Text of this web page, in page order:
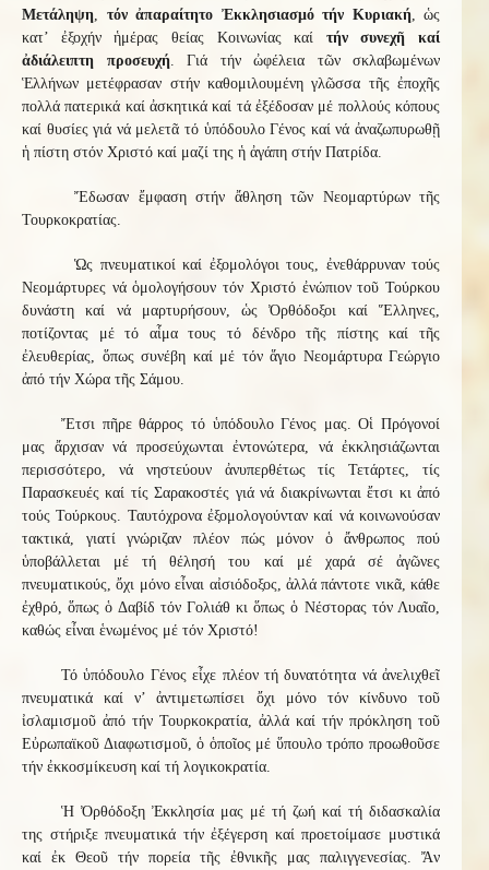
Μετάληψη, τόν ἀπαραίτητο Ἐκκλησιασμό τήν Κυριακή, ὡς
κατ’ ἐξοχήν ἡμέρας θείας Κοινωνίας καί τήν συνεχῆ καί
ἀδιάλειπτη προσευχή. Γιά τήν ὠφέλεια τῶν σκλαβωμένων
Ἑλλήνων μετέφρασαν στήν καθομιλουμένη γλῶσσα τῆς ἐποχῆς
πολλά πατερικά καί ἀσκητικά καί τά ἐξέδοσαν μέ πολλούς κόπους
καί θυσίες γιά νά μελετᾶ τό ὑπόδουλο Γένος καί νά ἀναζωπυρωθῇ
ἡ πίστη στόν Χριστό καί μαζί της ἡ ἀγάπη στήν Πατρίδα.
Ἔδωσαν ἔμφαση στήν ἄθληση τῶν Νεομαρτύρων τῆς
Τουρκοκρατίας.
Ὡς πνευματικοί καί ἐξομολόγοι τους, ἐνεθάρρυναν τούς
Νεομάρτυρες νά ὁμολογήσουν τόν Χριστό ἐνώπιον τοῦ Τούρκου
δυνάστη καί νά μαρτυρήσουν, ὡς Ὀρθόδοξοι καί Ἕλληνες,
ποτίζοντας μέ τό αἷμα τους τό δένδρο τῆς πίστης καί τῆς
ἐλευθερίας, ὅπως συνέβη καί μέ τόν ἅγιο Νεομάρτυρα Γεώργιο
ἀπό τήν Χώρα τῆς Σάμου.
Ἔτσι πῆρε θάρρος τό ὑπόδουλο Γένος μας. Οἱ Πρόγονοί
μας ἄρχισαν νά προσεύχωνται ἐντονώτερα, νά ἐκκλησιάζωνται
περισσότερο, νά νηστεύουν ἀνυπερθέτως τίς Τετάρτες, τίς
Παρασκευές καί τίς Σαρακοστές γιά νά διακρίνωνται ἔτσι κι ἀπό
τούς Τούρκους. Ταυτόχρονα ἐξομολογούνταν καί νά κοινωνούσαν
τακτικά, γιατί γνώριζαν πλέον πώς μόνον ὁ ἄνθρωπος πού
ὑποβάλλεται μέ τή θέλησή του καί μέ χαρά σέ ἀγῶνες
πνευματικούς, ὄχι μόνο εἶναι αἰσιόδοξος, ἀλλά πάντοτε νικᾶ, κάθε
ἐχθρό, ὅπως ὁ Δαβίδ τόν Γολιάθ κι ὅπως ὁ Νέστορας τόν Λυαῖο,
καθώς εἶναι ἑνωμένος μέ τόν Χριστό!
Τό ὑπόδουλο Γένος εἶχε πλέον τή δυνατότητα νά ἀνελιχθεῖ
πνευματικά καί ν’ ἀντιμετωπίσει ὄχι μόνο τόν κίνδυνο τοῦ
ἰσλαμισμοῦ ἀπό τήν Τουρκοκρατία, ἀλλά καί τήν πρόκληση τοῦ
Εὐρωπαϊκοῦ Διαφωτισμοῦ, ὁ ὁποῖος μέ ὕπουλο τρόπο προωθοῦσε
τήν ἐκκοσμίκευση καί τή λογικοκρατία.
Ἡ Ὀρθόδοξη Ἐκκλησία μας μέ τή ζωή καί τή διδασκαλία
της στήριξε πνευματικά τήν ἐξέγερση καί προετοίμασε μυστικά
καί ἐκ Θεοῦ τήν πορεία τῆς ἐθνικῆς μας παλιγγενεσίας. Ἄν